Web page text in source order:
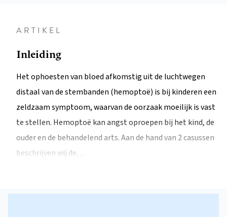
ARTIKEL
Inleiding
Het ophoesten van bloed afkomstig uit de luchtwegen
distaal van de stembanden (hemoptoë) is bij kinderen een
zeldzaam symptoom, waarvan de oorzaak moeilijk is vast
te stellen. Hemoptoë kan angst oproepen bij het kind, de
ouder en de behandelend arts. Aan de hand van 2 casussen
beschrijven wij de…